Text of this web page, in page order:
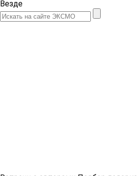
Везде